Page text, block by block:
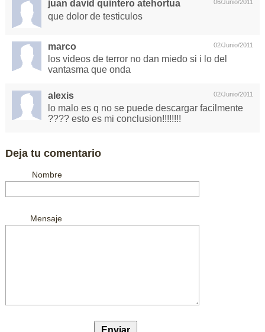
06/Junio/2011
juan david quintero atehortua
que dolor de testiculos
02/Junio/2011
marco
los videos de terror no dan miedo si i lo del
vantasma que onda
02/Junio/2011
alexis
lo malo es q no se puede descargar facilmente
???? esto es mi conclusion!!!!!!!!
Deja tu comentario
Nombre
Mensaje